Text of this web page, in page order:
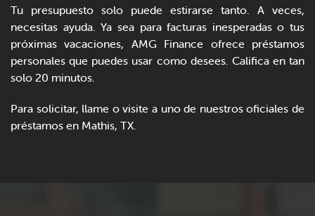
Tu presupuesto solo puede estirarse tanto. A veces,
necesitas ayuda. Ya sea para facturas inesperadas o tus
próximas vacaciones, AMG Finance ofrece préstamos
personales que puedes usar como desees. Califica en tan
solo 20 minutos.
Para solicitar, llame o visite a uno de nuestros oficiales de
préstamos en Mathis, TX.